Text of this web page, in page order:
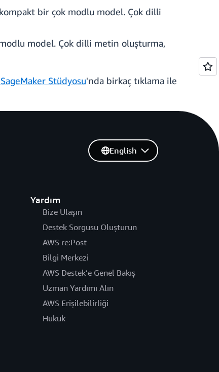
kompakt bir çok modlu model. Çok dilli
model. Çok dilli metin oluşturma,
Stüdyosu'nda birkaç tıklama ile
Yardım
Bize Ulaşın
Destek Sorgusu Oluşturun
AWS re:Post
Bilgi Merkezi
AWS Destek’e Genel Bakış
Uzman Yardımı Alın
AWS Erişilebilirliği
Hukuk
English